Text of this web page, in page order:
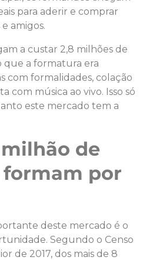
para aderir e comprar
amigos.
a custar 2,8 milhões de
que a formatura era
com formalidades, colação
com música ao vivo. Isso só
este mercado tem a
milhão de
formam por
deste mercado é o
Segundo o Censo
de 2017, dos mais de 8